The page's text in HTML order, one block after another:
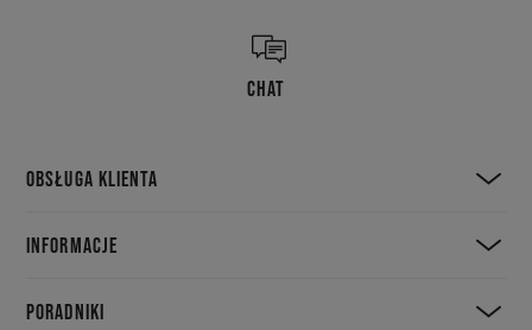
CHAT
OBSŁUGA KLIENTA
INFORMACJE
PORADNIKI